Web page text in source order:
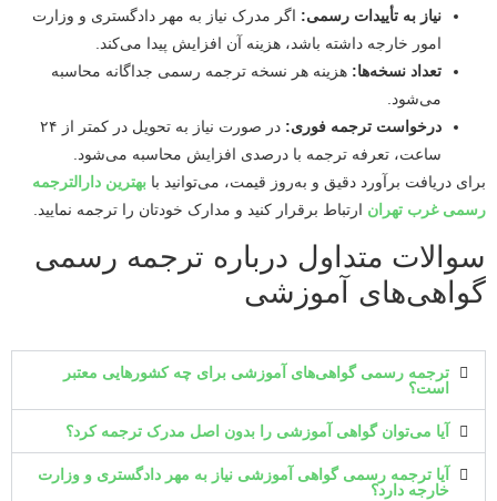
نیاز به تأییدات رسمی: اگر مدرک نیاز به مهر دادگستری و وزارت
امور خارجه داشته باشد، هزینه آن افزایش پیدا می‌کند.
تعداد نسخه‌ها: هزینه هر نسخه ترجمه رسمی جداگانه محاسبه
می‌شود.
درخواست ترجمه فوری:
در صورت نیاز به تحویل در کمتر از ۲۴
ساعت، تعرفه ترجمه با درصدی افزایش محاسبه می‌شود.
برای دریافت برآورد دقیق و به‌روز قیمت، می‌توانید با بهترین دارالترجمه
رسمی غرب تهران ارتباط برقرار کنید و مدارک خودتان را ترجمه نمایید.
سوالات متداول درباره ترجمه رسمی
گواهی‌های آموزشی
ترجمه رسمی گواهی‌های آموزشی برای چه کشورهایی معتبر
است؟
آیا می‌توان گواهی آموزشی را بدون اصل مدرک ترجمه کرد؟
آیا ترجمه رسمی گواهی آموزشی نیاز به مهر دادگستری و وزارت
خارجه دارد؟